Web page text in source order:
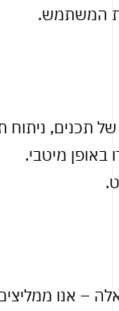
המשתמש.
תכנים, ניתוח
באופן מיטבי.
– אנו